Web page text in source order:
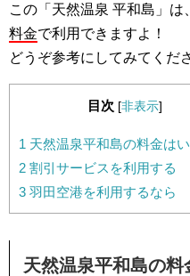
この「天然温泉 平和島」は、
料金で利用できますよ！
どうぞ参考にしてみてくだ
目次 [非表示]
1 天然温泉平和島の料金は
2 割引サービスを利用する
3 羽田空港を利用するなら
天然温泉平和島の料